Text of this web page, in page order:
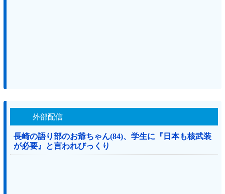
外部配信
長崎の語り部のお爺ちゃん(84)、学生に『日本も核武装
が必要』と言われびっくり